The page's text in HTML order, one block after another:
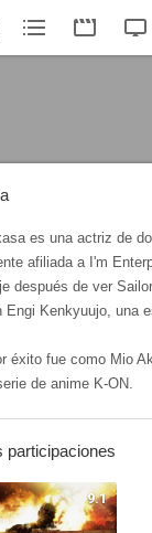
es una actriz de
afiliada a I'm
después de ver
Engi Kenkyuujo, una
éxito fue como Mio
de anime K-ON.
participaciones
9.1